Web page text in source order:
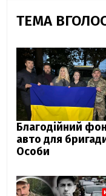
ТЕМА
Благодійний
авто для
Особи